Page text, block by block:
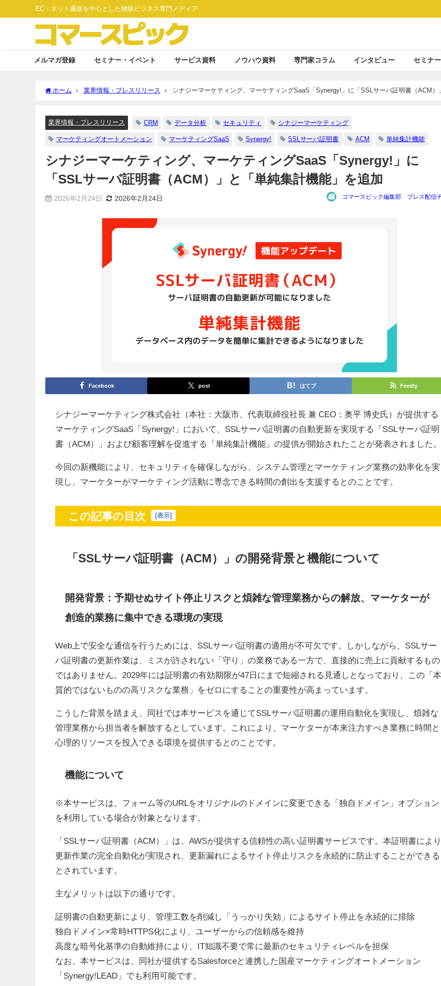
EC・ネット通販を中心とした物販ビジネス専門メディア
メルマガ登録 セミナー・イベント サービス資料 ノウハウ資料 専門家コラム インタビュー セミナ
ホーム 業界情報・プレスリリース
シナジーマーケティング、マーケティングSaaS「Synergy!」に「SSLサーバ証明書（ACM）
業界情報・プレスリリース CRM データ分析 セキュリティ シナジーマーケティング
マーケティングオートメーション マーケティングSaaS Synergy! SSLサーバ証明書 ACM 単純集計機能
シナジーマーケティング、マーケティングSaaS「Synergy!」に
「SSLサーバ証明書（ACM）」と「単純集計機能」を追加
2026年2月24日 2026年2月24日 コマースピック編集部 プレス配信
Facebook post はてブ Feedly
シナジーマーケティング株式会社（本社：大阪市、代表取締役社長 兼 CEO：奥平 博史氏）が提供する
マーケティングSaaS「Synergy!」において、SSLサーバ証明書の自動更新を実現する「SSLサーバ証明
書（ACM）」および顧客理解を促進する「単純集計機能」の提供が開始されたことが発表されました。
今回の新機能により、セキュリティを確保しながら、システム管理とマーケティング業務の効率化を実
現し、マーケターがマーケティング活動に専念できる時間の創出を支援するとのことです。
この記事の目次 [表示]
「SSLサーバ証明書（ACM）」の開発背景と機能について
開発背景：予期せぬサイト停止リスクと煩雑な管理業務からの解放、マーケターが
創造的業務に集中できる環境の実現
Web上で安全な通信を行うためには、SSLサーバ証明書の適用が不可欠です。しかしながら、SSLサー
バ証明書の更新作業は、ミスが許されない「守り」の業務である一方で、直接的に売上に貢献するもの
ではありません。2029年には証明書の有効期限が47日にまで短縮される見通しとなっており、この「本
質的ではないものの高リスクな業務」をゼロにすることの重要性が高まっています。
こうした背景を踏まえ、同社では本サービスを通じてSSLサーバ証明書の運用自動化を実現し、煩雑な
管理業務から担当者を解放するとしています。これにより、マーケターが本来注力すべき業務に時間と
心理的リソースを投入できる環境を提供するとのことです。
機能について
※本サービスは、フォーム等のURLをオリジナルのドメインに変更できる「独自ドメイン」オプション
を利用している場合が対象となります。
「SSLサーバ証明書（ACM）」は、AWSが提供する信頼性の高い証明書サービスです。本証明書により
更新作業の完全自動化が実現され、更新漏れによるサイト停止リスクを永続的に防止することができる
とされています。
主なメリットは以下の通りです。
証明書の自動更新により、管理工数を削減し「うっかり失効」によるサイト停止を永続的に排除
独自ドメイン×常時HTTPS化により、ユーザーからの信頼感を維持
高度な暗号化基準の自動維持により、IT知識不要で常に最新のセキュリティレベルを担保
なお、本サービスは、同社が提供するSalesforceと連携した国産マーケティングオートメーション
「Synergy!LEAD」でも利用可能です。